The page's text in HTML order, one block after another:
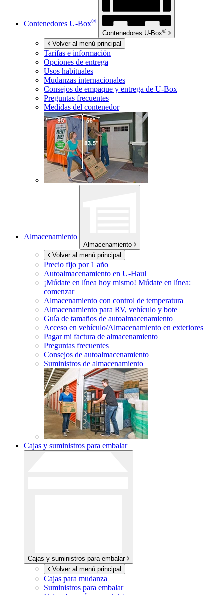
Contenedores U-Box®
Contenedores U-Box®
Volver al menú principal
Tarifas e información
Opciones de entrega
Usos habituales
Mudanzas internacionales
Consejos de empaque y entrega de U-Box
Preguntas frecuentes
Medidas del contenedor
Almacenamiento
Almacenamiento
Volver al menú principal
Precio fijo por 1 año
Autoalmacenamiento en U-Haul
¡Múdate en línea hoy mismo! Múdate en línea:
comenzar
Almacenamiento con control de temperatura
Almacenamiento para RV, vehículo y bote
Guía de tamaños de autoalmacenamiento
Acceso en vehículo/Almacenamiento en exteriores
Pagar mi factura de almacenamiento
Preguntas frecuentes
Consejos de autoalmacenamiento
Suministros de almacenamiento
Cajas y suministros para embalar
Cajas y suministros para embalar
Volver al menú principal
Cajas para mudanza
Suministros para embalar